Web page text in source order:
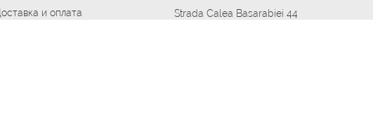
и оплата
Strada Calea Basarabiei 44